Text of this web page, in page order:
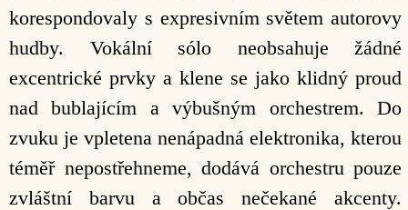
korespondovaly s expresivním světem autorovy
hudby. Vokální sólo neobsahuje žádné
excentrické prvky a klene se jako klidný proud
nad bublajícím a výbušným orchestrem. Do
zvuku je vpletena nenápadná elektronika, kterou
téměř nepostřehneme, dodává orchestru pouze
zvláštní barvu a občas nečekané akcenty.